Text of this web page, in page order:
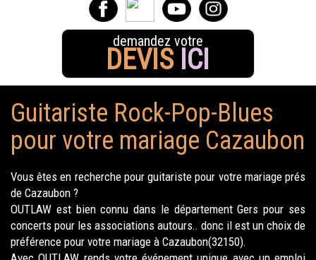
demandez votre
DEVIS ICI
Guitariste Rock-Pop-Blues
pour votre mariage Cazaubon
Vous êtes en recherche pour guitariste pour votre mariage prés
de Cazaubon ?
OUTLAW est bien connu dans le département Gers pour ses
concerts pour les associations autours.. donc il est un choix de
préférence pour votre mariage à Cazaubon(32150).